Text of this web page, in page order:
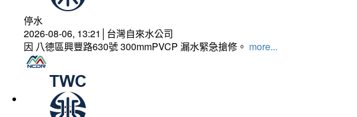
停水
2026-08-06, 13:21│台灣自來水公司
因 八德區興豐路630號 300mmPVCP 漏水緊急搶修。 more...